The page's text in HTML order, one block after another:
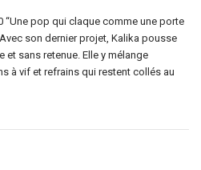
“Une pop qui claque comme une porte
son dernier projet, Kalika pousse
sans retenue. Elle y mélange
à vif et refrains qui restent collés au